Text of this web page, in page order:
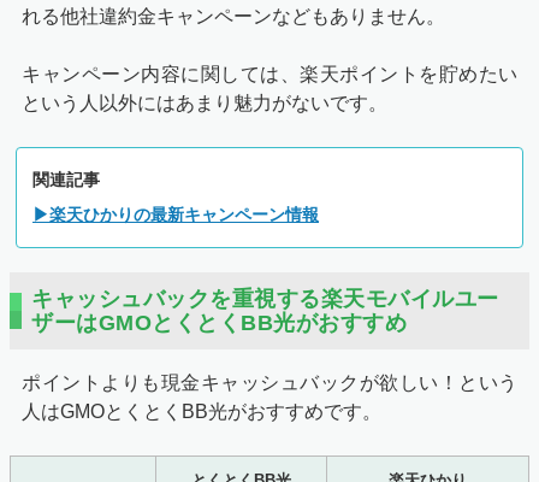
れる他社違約金キャンペーンなどもありません。
キャンペーン内容に関しては、楽天ポイントを貯めたい
という人以外にはあまり魅力がないです。
関連記事
▶楽天ひかりの最新キャンペーン情報
キャッシュバックを重視する楽天モバイルユー
ザーはGMOとくとくBB光がおすすめ
ポイントよりも現金キャッシュバックが欲しい！という
人はGMOとくとくBB光がおすすめです。